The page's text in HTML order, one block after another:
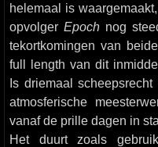
helemaal is
opvolger Epoch nog
tekortkomingen van
full length van dit
Is driemaal
atmosferische
vanaf de prille dagen in
Het duurt zoals